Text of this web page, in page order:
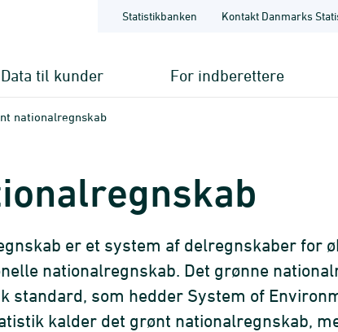
Statistikbanken Kontakt Danmarks
Data til kunder For indberettere
nationalregnskab
er et system af delregnskaber for
nationalregnskab. Det grønne
standard, som hedder System of
kalder det grønt nationalregnskab,